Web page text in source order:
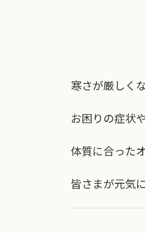
寒さが厳しく
お困りの症状
体質に合った
皆さまが元気